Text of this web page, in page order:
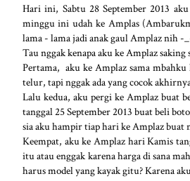
Hari ini, Sabtu 28 September 2013
minggu ini udah ke Amplas
lama - lama jadi anak gaul Amplaz nih -
Tau nggak kenapa aku ke Amplaz
Pertama, aku ke Amplaz sama
telur, tapi nggak ada yang cocok
Lalu kedua, aku pergi ke Amplaz buat
tanggal 25 September 2013 buat beli
sia aku hampir tiap hari ke Amplaz buat
Keempat, aku ke Amplaz hari Kamis
itu atau enggak karena harga di sana
harus model yang kayak gitu? Karena